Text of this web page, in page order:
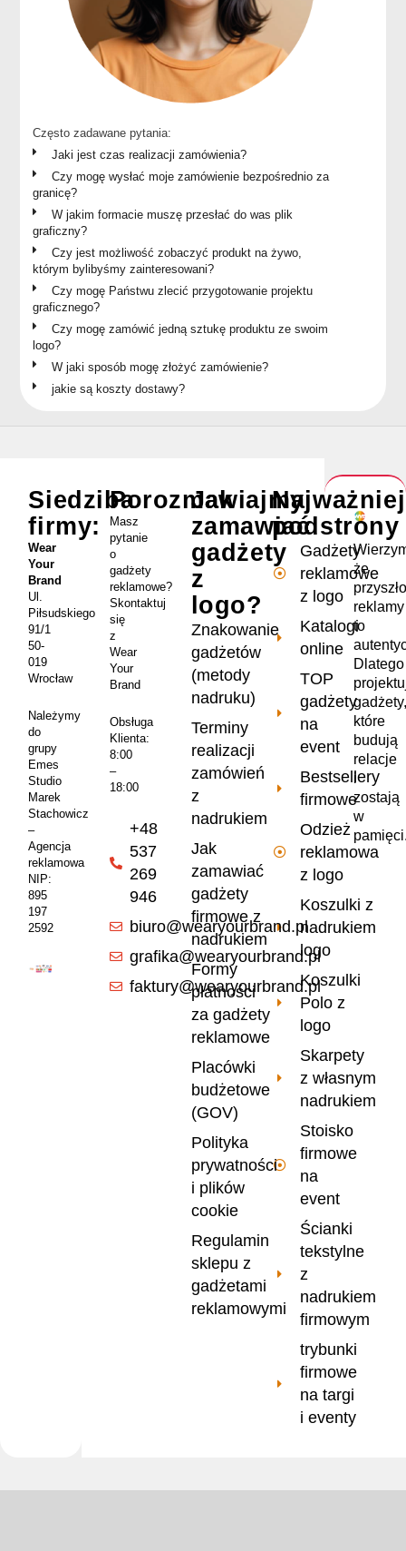
Często zadawane pytania:
Jaki jest czas realizacji zamówienia?
Czy mogę wysłać moje zamówienie bezpośrednio za
granicę?
W jakim formacie muszę przesłać do was plik
graficzny?
Czy jest możliwość zobaczyć produkt na żywo,
którym bylibyśmy zainteresowani?
Czy mogę Państwu zlecić przygotowanie projektu
graficznego?
Czy mogę zamówić jedną sztukę produktu ze swoim
logo?
W jaki sposób mogę złożyć zamówienie?
jakie są koszty dostawy?
że
reklamy
to
Dlatego
gadżety,
które
budują
relacje
i
zostają
w
podstrony
Gadżety
reklamowe
z logo
Katalogi
online
TOP
gadżety
na
event
Bestsellery
firmowe
Odzież
reklamowa
z logo
Koszulki z
nadrukiem
logo
Koszulki
Polo z
logo
Skarpety
z własnym
nadrukiem
Stoisko
firmowe
na
event
Ścianki
tekstylne
z
nadrukiem
firmowym
trybunki
firmowe
na targi
i eventy
Jak
zamawiać
gadżety
z
logo?
Znakowanie
gadżetów
(metody
nadruku)
Terminy
realizacji
zamówień
z
nadrukiem
Jak
zamawiać
gadżety
firmowe z
nadrukiem
Formy
płatności
za gadżety
reklamowe
Placówki
budżetowe
(GOV)
Polityka
prywatności
i plików
cookie
Regulamin
sklepu z
gadżetami
reklamowymi
Porozmawiajmy
Masz
pytanie
o
gadżety
reklamowe?
Skontaktuj
się
z
Wear
Your
Brand
Obsługa
Klienta:
8:00
–
18:00
+48
537
269
946
biuro@wearyourbrand.pl
grafika@wearyourbrand.pl
faktury@wearyourbrand.pl
Siedziba
firmy:
Wear
Your
Brand
Ul.
Piłsudskiego
91/1
50-
019
Wrocław
Należymy
do
grupy
Emes
Studio
Marek
Stachowicz
–
Agencja
reklamowa
NIP:
895
197
2592